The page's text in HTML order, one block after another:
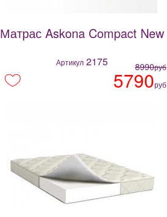
Матрас Askona Compact New
Артикул 2175 8990руб
5790руб